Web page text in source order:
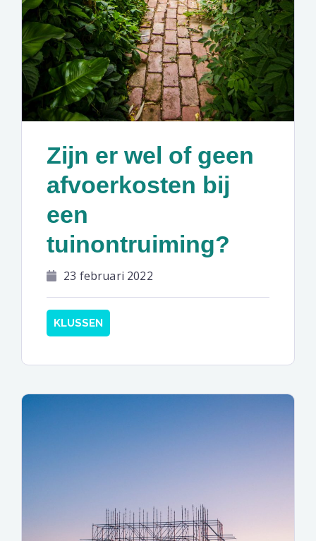
Zijn er wel of geen
afvoerkosten bij
een
tuinontruiming?
23 februari 2022
KLUSSEN